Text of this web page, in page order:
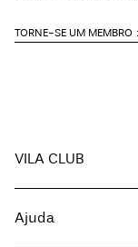
TORNE-SE UM MEMBRO
VILA CLUB
Acompanhar encomenda
Ajuda